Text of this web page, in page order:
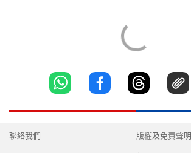
聯絡我們 版權及免責聲明